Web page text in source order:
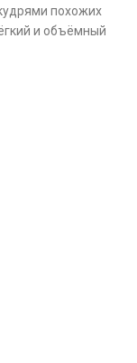
похожих
и объёмный